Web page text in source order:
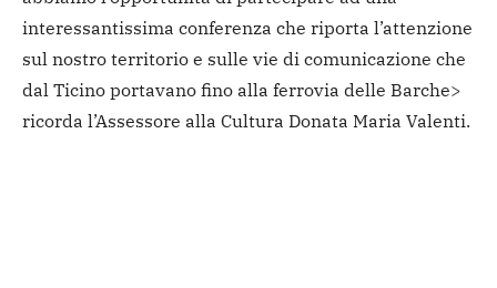
interessantissima conferenza che riporta l’attenzione
sul nostro territorio e sulle vie di comunicazione che
dal Ticino portavano fino alla ferrovia delle Barche>
ricorda l’Assessore alla Cultura Donata Maria Valenti.